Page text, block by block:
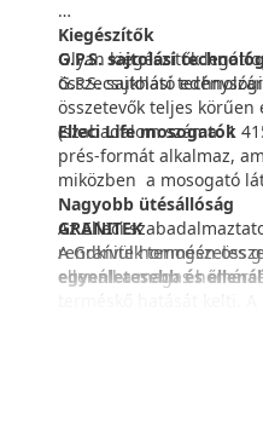
Kiegészítők
Olyan kiegészítők
összecsukható
Elleci Life mosogatók
G.P.S. sajtolási
G.P.S. sajtolási
összetevők teljes
(szabadalom száma: 1
prés-formát alkalmaz,
miközben a mosogató
GRANITEK
A Granitek természetes
ellenáll a magas
Nagyobb ütésállóság
Az Elleci
rendkívül homogén
egyenletesebb és
Az új hexavalens